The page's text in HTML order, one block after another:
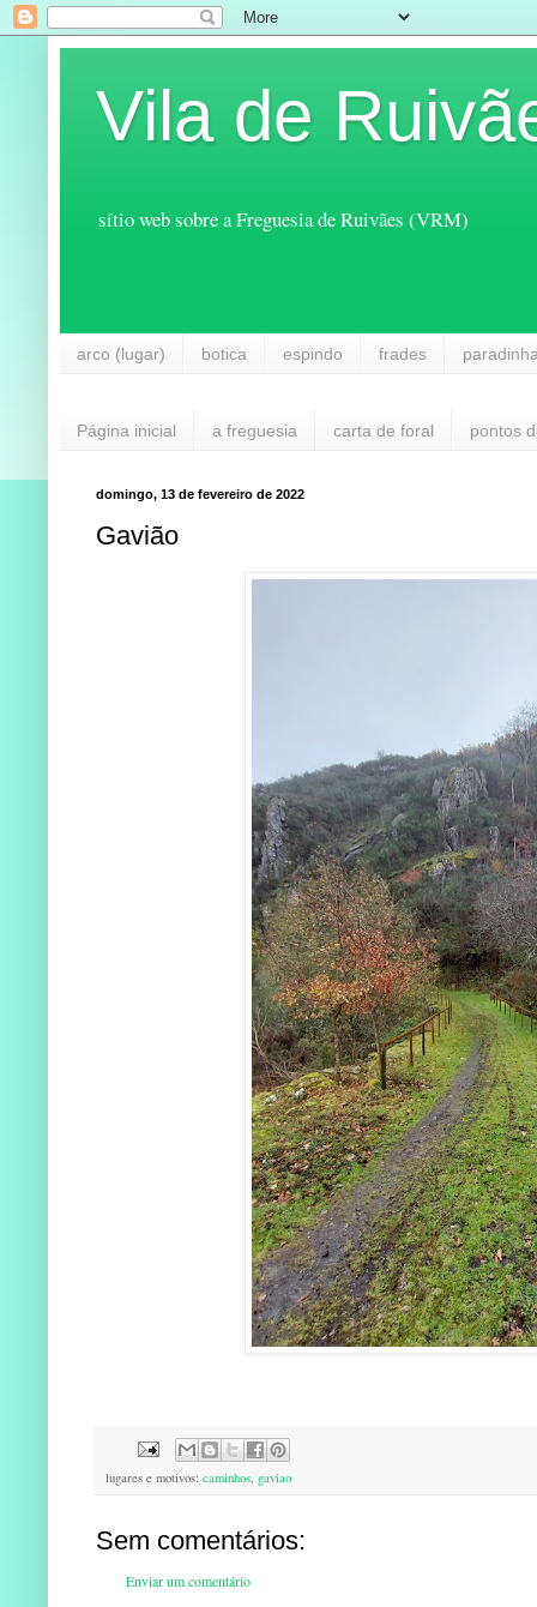
Vila de
sítio web sobre a Freguesia de Ruivães (VRM)
arco (lugar) botica espindo frades
Página inicial a freguesia carta de foral pontos
domingo, 13 de fevereiro de 2022
Gavião
lugares e motivos: caminhos, gaviao
Sem comentários:
Enviar um comentário